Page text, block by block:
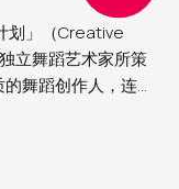
划」（Creative
立舞蹈艺术家所策
舞蹈创作人，连结
创作平台」，邀
女舞蹈艺术家，于